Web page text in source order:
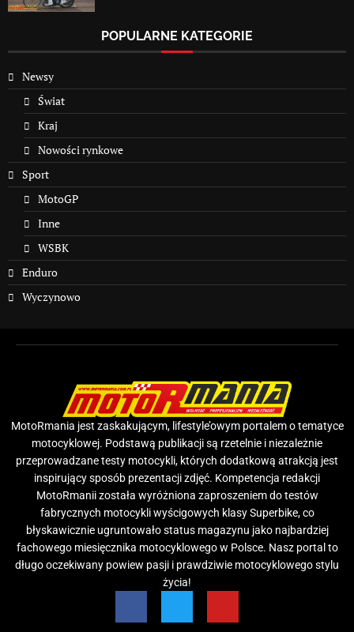
POPULARNE KATEGORIE
Newsy
Świat
Kraj
Nowości rynkowe
Sport
MotoGP
Inne
WSBK
Enduro
Wyczynowo
MotoRmania jest zaskakującym, lifestyle’owym portalem o tematyce
motocyklowej. Podstawą publikacji są rzetelnie i niezależnie
przeprowadzane testy motocykli, których dodatkową atrakcją jest
inspirujący sposób prezentacji zdjęć. Kompetencja redakcji
MotoRmanii została wyróżniona zaproszeniem do testów
fabrycznych motocykli wyścigowych klasy Superbike, co
błyskawicznie ugruntowało status magazynu jako najbardziej
fachowego miesięcznika motocyklowego w Polsce. Nasz portal to
długo oczekiwany powiew pasji i prawdziwie motocyklowego stylu
życia!